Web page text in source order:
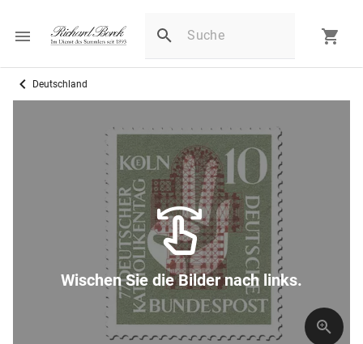
Deutschland
Wischen Sie die Bilder nach links.